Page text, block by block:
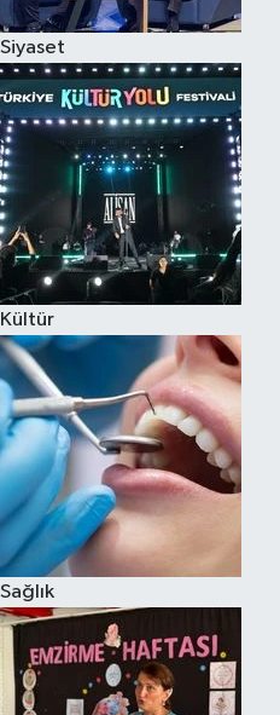
Siyaset
Kültür
Sağlık